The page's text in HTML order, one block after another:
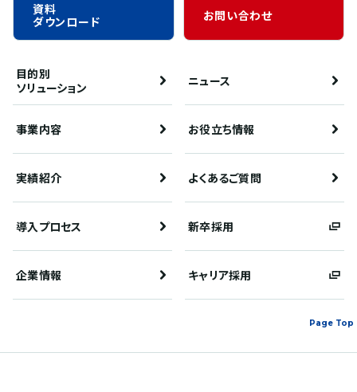
資料
ダウンロード
お問い合わせ
目的別
ソリューション
ニュース
事業内容 お役立ち情報
実績紹介 よくあるご質問
導入プロセス 新卒採用
企業情報 キャリア採用
Page Top